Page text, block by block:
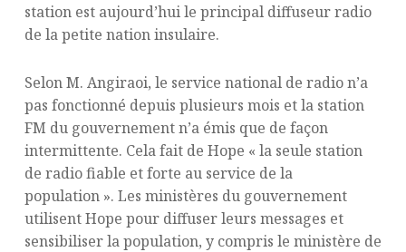
station est aujourd’hui le principal diffuseur radio
de la petite nation insulaire.
Selon M. Angiraoi, le service national de radio n’a
pas fonctionné depuis plusieurs mois et la station
FM du gouvernement n’a émis que de façon
intermittente. Cela fait de Hope « la seule station
de radio fiable et forte au service de la
population ». Les ministères du gouvernement
utilisent Hope pour diffuser leurs messages et
sensibiliser la population, y compris le ministère de